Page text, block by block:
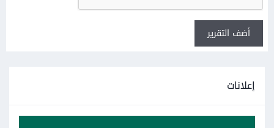
أضف التقرير
إعلانات